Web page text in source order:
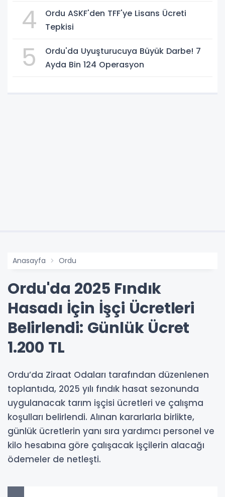
4
Ordu ASKF'den TFF'ye Lisans Ücreti
Tepkisi
5
Ordu'da Uyuşturucuya Büyük Darbe! 7
Ayda Bin 124 Operasyon
Anasayfa Ordu
Ordu'da 2025 Fındık
Hasadı İçin İşçi Ücretleri
Belirlendi: Günlük Ücret
1.200 TL
Ordu’da Ziraat Odaları tarafından düzenlenen
toplantıda, 2025 yılı fındık hasat sezonunda
uygulanacak tarım işçisi ücretleri ve çalışma
koşulları belirlendi. Alınan kararlarla birlikte,
günlük ücretlerin yanı sıra yardımcı personel ve
kilo hesabına göre çalışacak işçilerin alacağı
ödemeler de netleşti.